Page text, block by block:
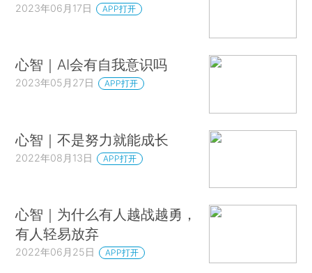
2023年06月17日 APP打开
心智｜AI会有自我意识吗
2023年05月27日 APP打开
心智｜不是努力就能成长
2022年08月13日 APP打开
心智｜为什么有人越战越勇，
有人轻易放弃
2022年06月25日 APP打开